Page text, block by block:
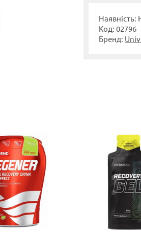
Наявність:
Код: 02796
Бренд: